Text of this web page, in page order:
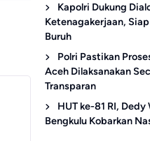
Kapolri Dukung
Ketenagakerjaan,
Buruh
Polri Pastikan
Aceh Dilaksanakan
Transparan
HUT ke-81 RI,
Bengkulu Kobarkan